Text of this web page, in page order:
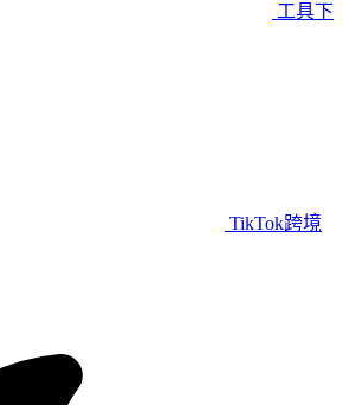
工具下
TikTok跨境